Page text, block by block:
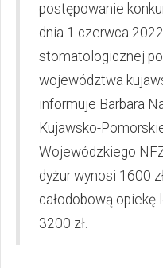
postępowanie
dnia 1 czerwca
stomatologicznej
województwa
informuje Barbara
Kujawsko-
Wojewódzkiego
dyżur wynosi 1600
całodobową
3200 zł.